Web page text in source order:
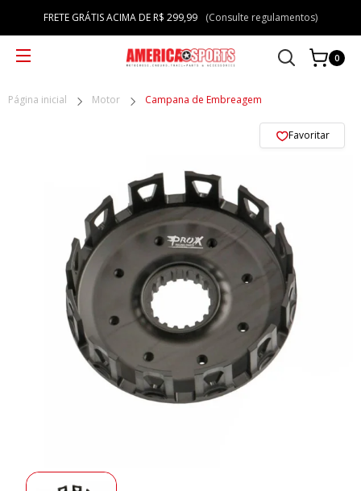
FRETE GRÁTIS ACIMA DE R$ 299,99 (Consulte regulamentos)
0
Página inicial Motor Campana de Embreagem
Favoritar